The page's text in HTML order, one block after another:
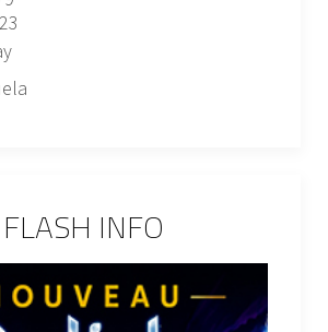
FLASH INFO